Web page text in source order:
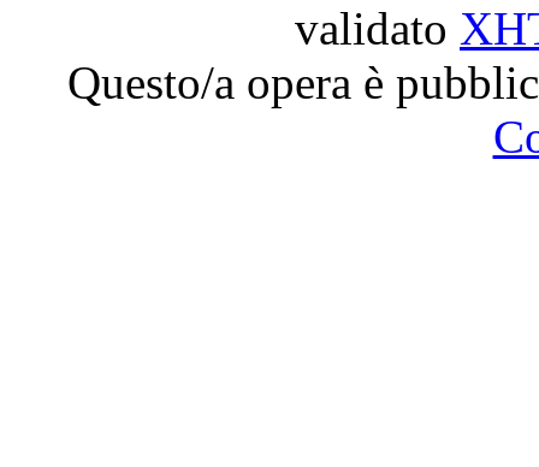
validato
Questo/a opera è